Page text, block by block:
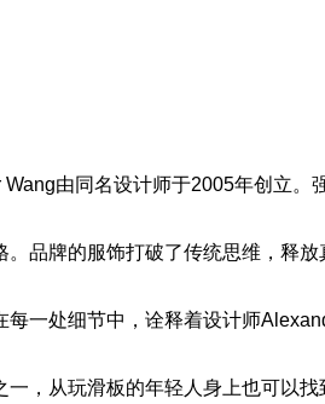
Wang由同名设计师于2005年创立。
。品牌的服饰打破了传统思维，释
每一处细节中，诠释着设计师
一，从玩滑板的年轻人身上也可以